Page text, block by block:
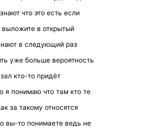
что это есть если
в открытый
в следующий раз
уже больше вероятность
кто-то придёт
я понимаю что там кто те
за такому относятся
вы-то понимаете ведь не